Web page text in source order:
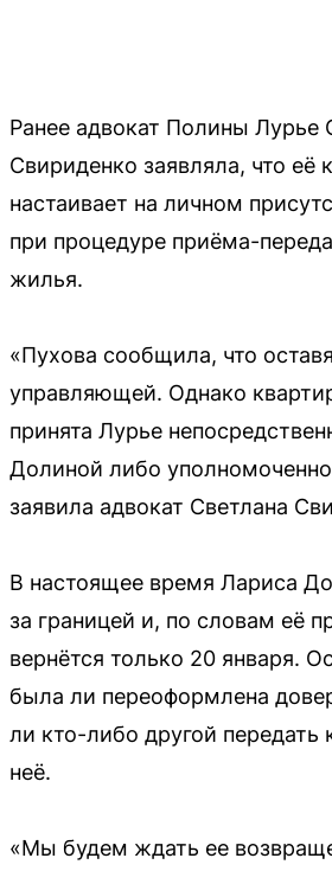
Ранее адвокат Полины Лурье
Свириденко заявляла, что её
настаивает на личном
при процедуре приёма-
жилья.
«Пухова сообщила, что
управляющей. Однако
принята Лурье
Долиной либо
заявила адвокат Светлана
В настоящее время Лариса
за границей и, по словам её
вернётся только 20 января.
была ли переоформлена
ли кто-либо другой передать
неё.
«Мы будем ждать ее